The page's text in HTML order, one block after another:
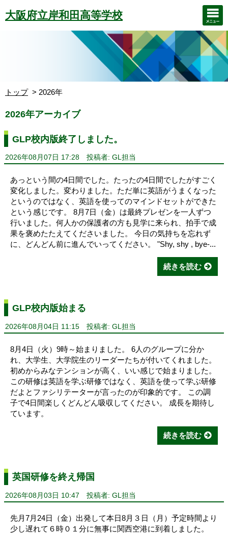
大阪府立岸和田高等学校
トップ 2026年
2026年アーカイブ
GLP校内版終了しました。
2026年08月07日 17:28 投稿者: GL担当
あっという間の4日間でした。たったの4日間でしたがすごく
変化しました。変わりました。ただ単に英語がうまくなった
というのではなく、英語を使ってのマインドセットができた
という感じです。 8月7日（金）は最終プレゼンを一人ずつ
行いました。何人かの保護者の方も見学に来られ、拍手で成
果を褒めたたえてくださいました。 今日の気持ちを忘れず
に、どんどん前に進んでいってください。 "Shy, shy , bye-...
続きを読む
GLP校内版始まる
2026年08月04日 11:15 投稿者: GL担当
8月4日（火）9時～始まりました。 6人のグループに分か
れ、大学生、大学院生のリーダーたちが付いてくれました。
初めからみなテンションが高く、いい感じで始まりました。
この研修は英語を学ぶ研修ではなく、英語を使って学ぶ研修
だよとファシリテーターが言ったのが印象的です。 この調
子で4日間楽しくどんどん吸収してください。 成長を期待し
ています。
続きを読む
英国研修を終え帰国
2026年08月03日 10:47 投稿者: GL担当
先月7月24日（金）出発して本日8月３日（月）予定時間より
少し遅れて６時０１分に無事に関西空港に到着しました。